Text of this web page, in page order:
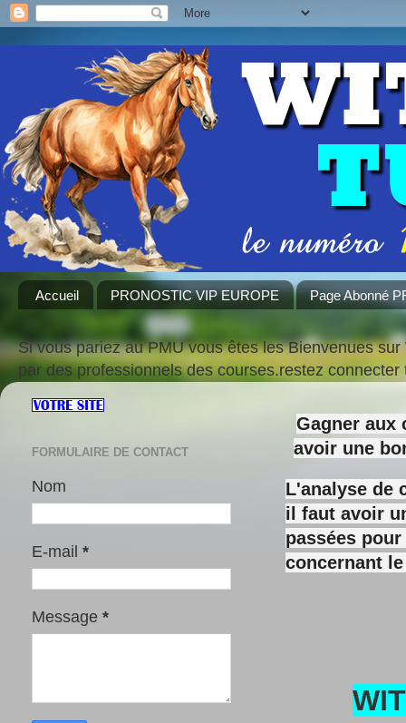
Accueil PRONOSTIC VIP EUROPE Page Abonné
Si vous pariez au PMU vous êtes les Bienvenues
par des professionnels des courses.restez
Gagner aux
avoir une
L'analyse de
il faut avoir
passées
concernant
FORMULAIRE DE CONTACT
Nom
E-mail *
Message *